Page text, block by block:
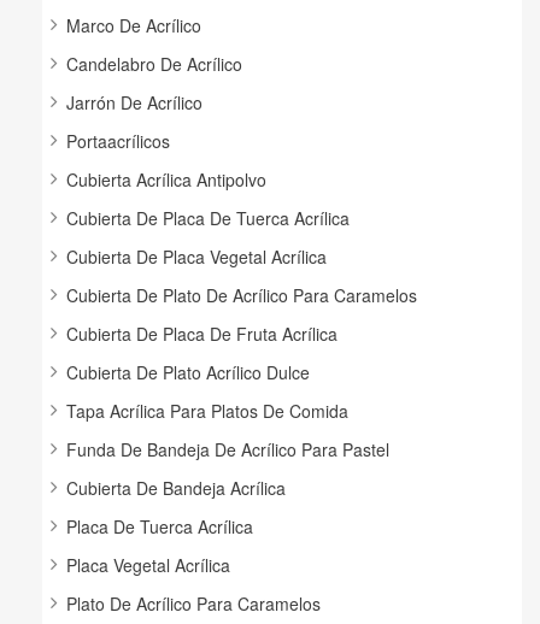
Marco De Acrílico
Candelabro De Acrílico
Jarrón De Acrílico
Portaacrílicos
Cubierta Acrílica Antipolvo
Cubierta De Placa De Tuerca Acrílica
Cubierta De Placa Vegetal Acrílica
Cubierta De Plato De Acrílico Para Caramelos
Cubierta De Placa De Fruta Acrílica
Cubierta De Plato Acrílico Dulce
Tapa Acrílica Para Platos De Comida
Funda De Bandeja De Acrílico Para Pastel
Cubierta De Bandeja Acrílica
Placa De Tuerca Acrílica
Placa Vegetal Acrílica
Plato De Acrílico Para Caramelos